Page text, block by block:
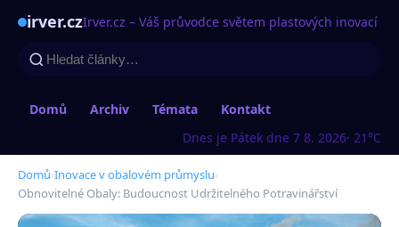
irver.czIrver.cz – Váš průvodce světem plastových inovací
Domů Archiv Témata
Kontakt
Dnes je Pátek dne 7 8. 2026· 21°C
Domů›Inovace v obalovém průmyslu›
Obnovitelné Obaly: Budoucnost Udržitelného Potravinářství